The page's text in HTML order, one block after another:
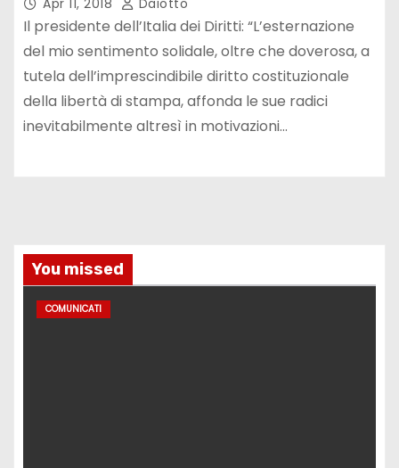
Apr 11, 2018 Daiotto
Il presidente dell’Italia dei Diritti: “L’esternazione
del mio sentimento solidale, oltre che doverosa, a
tutela dell’imprescindibile diritto costituzionale
della libertà di stampa, affonda le sue radici
inevitabilmente altresì in motivazioni…
You missed
COMUNICATI